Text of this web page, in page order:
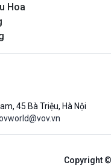
Hoa
45 Bà Triệu, Hà Nội
Copyright